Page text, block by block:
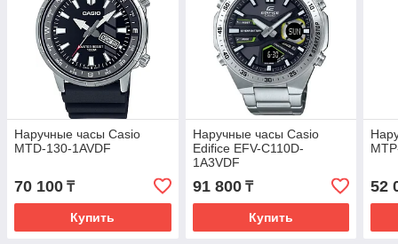
Наручные часы Casio
MTD-130-1AVDF
70 100 ₸
Купить
Наручные часы Casio
Edifice EFV-C110D-
1A3VDF
91 800₸
Купить
52